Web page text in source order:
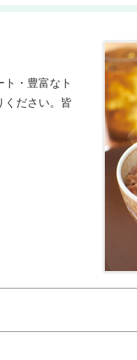
・豊富なト
ください。皆